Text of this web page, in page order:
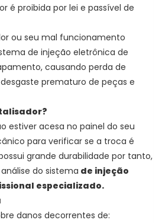
é proibida por lei e passível de
ou seu mal funcionamento
de injeção eletrônica de
causando perda de
prematuro de peças e
estiver acesa no painel do seu
para verificar se a troca é
grande durabilidade por tanto,
do sistema de injeção
especializado.
danos decorrentes de: